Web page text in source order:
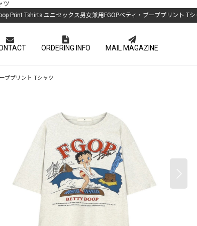
ツ
Print Tshirts ユニセックス男女兼用FGOPベティ・ブーププリント Tシ
ORDERING INFO MAIL MAGAZINE
ププリント Tシャツ